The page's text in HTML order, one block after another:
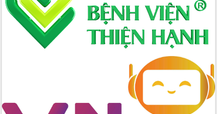
Tập trung triển khai quyết liệt, đồng bộ
các giải pháp nhằm thực hiện hiệu quả
các nhiệm vụ đề ra năm 2025
Phát huy vai trò của người có uy tín
trong phòng chống tảo hôn và hôn
gian phát triển mới